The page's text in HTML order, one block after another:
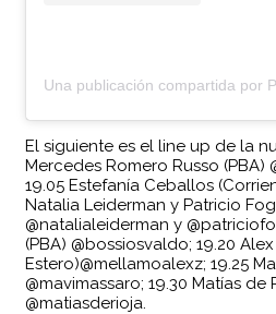
El siguiente es el line up de la
Mercedes Romero Russo (PBA)
19.05 Estefanía Ceballos
Natalia Leiderman y Patricio
@natalialeiderman y
(PBA) @bossiosvaldo; 19.20
Estero)@mellamoalexz; 19.25
@mavimassaro; 19.30 Matías de
@matiasderioja.